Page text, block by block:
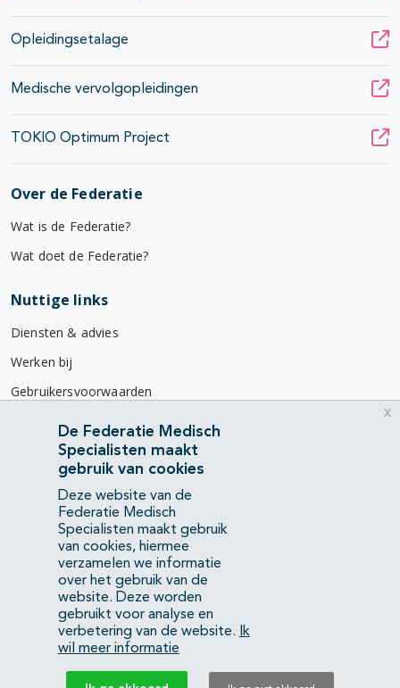
Opleidingsetalage
Medische vervolgopleidingen
TOKIO Optimum Project
Over de Federatie
Wat is de Federatie?
Wat doet de Federatie?
Nuttige links
Diensten & advies
Werken bij
Gebruikersvoorwaarden
Privacyverklaring
Contact
Mercatorlaan 1200
3528 BL Utrecht
(088) 505 34 34
info@richtlijnendatabase.nl
YouTubeLinkedIn
De Federatie Medisch
Specialisten maakt
gebruik van cookies
Deze website van de
Federatie Medisch
Specialisten maakt gebruik
van cookies, hiermee
verzamelen we informatie
over het gebruik van de
website. Deze worden
gebruikt voor analyse en
verbetering van de website.
Ik
wil meer informatie
x